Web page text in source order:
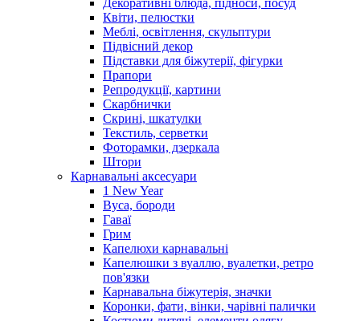
Декоративні блюда, підноси, посуд
Квіти, пелюстки
Меблі, освітлення, скульптури
Підвісний декор
Підставки для біжутерії, фігурки
Прапори
Репродукції, картини
Скарбнички
Скрині, шкатулки
Текстиль, серветки
Фоторамки, дзеркала
Штори
Карнавальні аксесуари
1 New Year
Вуса, бороди
Гаваї
Грим
Капелюхи карнавальні
Капелюшки з вуаллю, вуалетки, ретро
пов'язки
Карнавальна біжутерія, значки
Коронки, фати, вінки, чарівні палички